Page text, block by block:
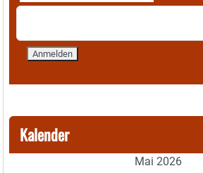
Kalender
Mai 2026